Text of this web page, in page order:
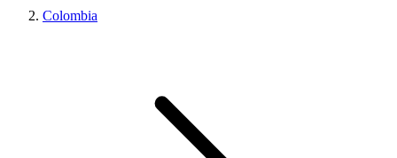
Colombia